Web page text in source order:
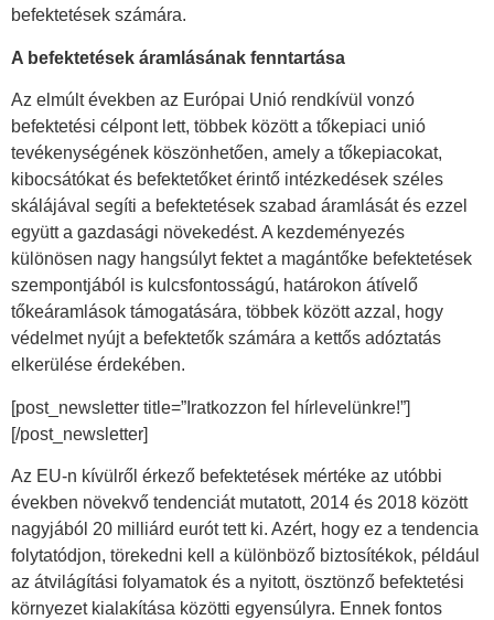
befektetések számára.
A befektetések áramlásának fenntartása
Az elmúlt években az Európai Unió rendkívül vonzó
befektetési célpont lett, többek között a tőkepiaci unió
tevékenységének köszönhetően, amely a tőkepiacokat,
kibocsátókat és befektetőket érintő intézkedések széles
skálájával segíti a befektetések szabad áramlását és ezzel
együtt a gazdasági növekedést. A kezdeményezés
különösen nagy hangsúlyt fektet a magántőke befektetések
szempontjából is kulcsfontosságú, határokon átívelő
tőkeáramlások támogatására, többek között azzal, hogy
védelmet nyújt a befektetők számára a kettős adóztatás
elkerülése érdekében.
[post_newsletter title=”Iratkozzon fel hírlevelünkre!”]
[/post_newsletter]
Az EU-n kívülről érkező befektetések mértéke az utóbbi
években növekvő tendenciát mutatott, 2014 és 2018 között
nagyjából 20 milliárd eurót tett ki. Azért, hogy ez a tendencia
folytatódjon, törekedni kell a különböző biztosítékok, például
az átvilágítási folyamatok és a nyitott, ösztönző befektetési
környezet kialakítása közötti egyensúlyra. Ennek fontos